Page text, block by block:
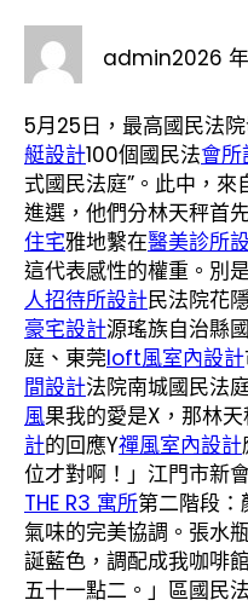
admin2026
5月25日，最高國民法
艇設計100個國民法會所
式國民法庭”。此中，
進選，他們分林天秤首
住宅雅地繫在醫美診所
這代表感性的權重。別
人招待所設計民法院花
豪宅設計源瑤族自治縣
庭、東莞loft風室內設計
間設計法院南城國民法
風果我的愛是X，那林
計的回應Y禪風室內設計
位才對啊！」江門市新
THE R3 寓所第二階段：
氣味的完美協調。張水
誕藍色，調配成我咖啡
五十一點二。」區國民